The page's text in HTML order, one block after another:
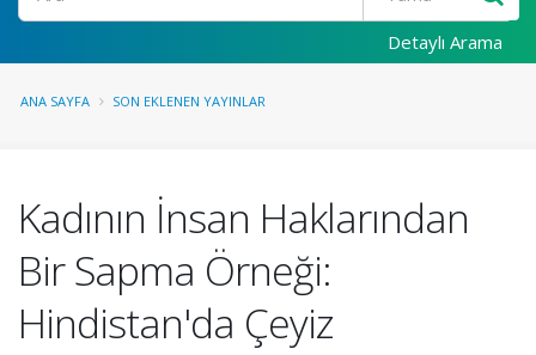
Detaylı Arama
ANA SAYFA SON EKLENEN YAYINLAR
Kadının İnsan Haklarından
Bir Sapma Örneği:
Hindistan'da Çeyiz